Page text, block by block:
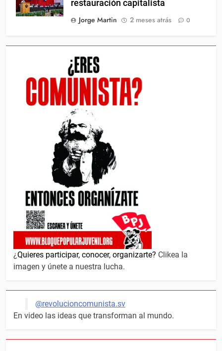
restauración capitalista
Jorge Martin
2 meses atrás 0
¿Quieres participar, conocer, organizarte? Clikea la
imagen y únete a nuestra lucha.
@revolucioncomunista.sv
En video las ideas que transforman al mundo.